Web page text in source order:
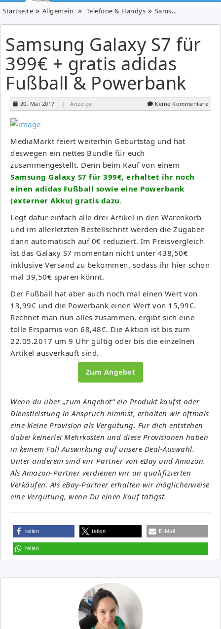
Startseite Allgemein Telefone & Handys Samsung Galaxy S7 für 399€ + gratis adidas Fußball & Powerbank
Samsung Galaxy S7 für
399€ + gratis adidas
Fußball & Powerbank
20. Mai 2017 | Anzeige Keine Kommentare
MediaMarkt feiert weiterhin Geburtstag und hat
deswegen ein nettes Bundle für euch
zusammengestellt. Denn beim Kauf von einem
Samsung Galaxy S7 für 399€, erhaltet ihr noch
einen adidas Fußball sowie eine Powerbank
(externer Akku) gratis dazu.
Legt dafür einfach alle drei Artikel in den Warenkorb
und im allerletzten Bestellschritt werden die Zugaben
dann automatisch auf 0€ reduziert. Im Preisvergleich
ist das Galaxy S7 momentan nicht unter 438,50€
inklusive Versand zu bekommen, sodass ihr hier schon
mal 39,50€ sparen könnt.
Der Fußball hat aber auch noch mal einen Wert von
13,99€ und die Powerbank einen Wert von 15,99€.
Rechnet man nun alles zusammen, ergibt sich eine
tolle Ersparnis von 68,48€. Die Aktion ist bis zum
22.05.2017 um 9 Uhr gültig oder bis die einzelnen
Artikel ausverkauft sind.
Zum Angebot
Wenn du über „zum Angebot“ ein Produkt kaufst oder
Dienstleistung in Anspruch nimmst, erhalten wir oftmals
eine kleine Provision als Vergütung. Für dich entstehen
dabei keinerlei Mehrkosten und diese Provisionen haben
in keinem Fall Auswirkung auf unsere Deal-Auswahl.
Unter anderem sind wir Partner von eBay und Amazon.
Als Amazon-Partner verdienen wir an qualifizierten
Verkäufen. Als eBay-Partner erhalten wir möglicherweise
eine Vergütung, wenn Du einen Kauf tätigst.
teilen teilen E-Mail
teilen